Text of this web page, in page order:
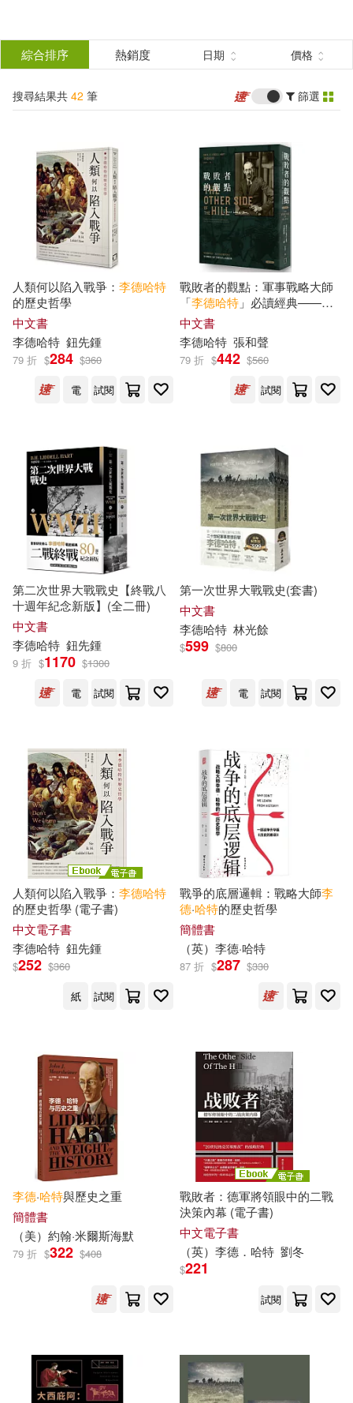
結
分類 (單選)
所有商品(42) 圖書(32)
影音(5) 電子書(5)
作者 (可複選)
李德哈特(13)
（英）李德·哈特(9)
貝西爾．李德哈特(5)
[英]李德·哈特(2)
(英)李德·哈特(1) B.H.L.）(1)
[英]李德·哈特（Hart(1)
[英]李德‧哈特(1)
[英]李德‧哈特（Basil H．Liddell Ha
李德．哈特(1)
（英）李德．哈特(1)
展開
出版社 (可複選)
麥田(15) 上海人民出版社(12)
八旗文化(3)
江蘇人民出版社(2)
MELODIYA(1) MIRARE(1)
Melo Classic(1) Naxos(1)
Universal(1)
上海人民出版社有限責任公司(1)
台海出版社(1)
民主與建設出版社(1)
江蘇人民出版社有限公司(1)
展開
配送方式 (可複選)
可海外宅配(37)
可港澳店取(36)
可新加坡店取(36)
可菲律賓店取(36)
其他 (可複選)
現在可購買商品(14)
作者/演唱/譯/編/繪(36)
價格
範圍
綜合排序 熱銷度 日期 價格
搜尋結果共 42 筆 篩選
人類何以陷入戰爭： 李德哈特
的歷史哲學
中文書
李德哈特 鈕先鍾
79 折 $284 $360
電
試閱
戰敗者的觀點：軍事戰略大師
「李德哈特 」必讀經典——尊
重戰敗者，洞悉你的競爭對手
(全新典藏版)
中文書
李德哈特 張和聲
79 折 $442 $560
試閱
第二次世界大戰戰史【終戰八
十週年紀念新版】(全二冊)
中文書
李德哈特 鈕先鍾
9 折 $1170 $1300
電
試閱
第一次世界大戰戰史(套書)
中文書
李德哈特 林光餘
$599 $800
電 試閱
人類何以陷入戰爭： 李德哈特
的歷史哲學 (電子書)
中文電子書
李德哈特 鈕先鍾
$252 $360
紙
試閱
戰爭的底層邏輯：戰略大師李
德·哈特的歷史哲學
簡體書
（英） 李德·哈特
87 折 $287 $330
李德·哈特與歷史之重
簡體書
（美）約翰·米爾斯海默
79 折 $322 $408
戰敗者：德軍將領眼中的二戰
決策內幕 (電子書)
中文電子書
（英） 李德 ． 哈特 劉冬
$221
試閱